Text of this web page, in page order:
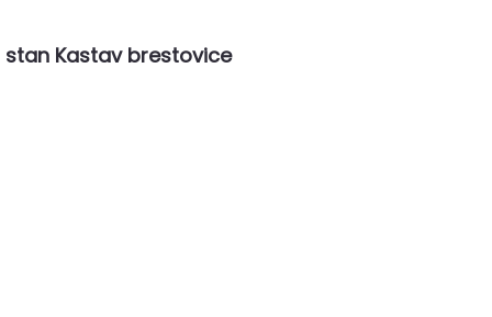
stan Kastav brestovice